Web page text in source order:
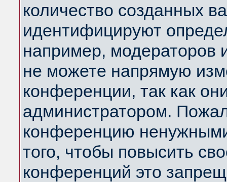
количество созданных
идентифицируют
например, модераторов
не можете напрямую
конференции, так как
администратором.
конференцию
того, чтобы повысить
конференций это